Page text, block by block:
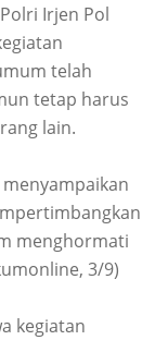
Irjen Pol
telah
tetap harus
lain.
menghormati
3/9)
kegiatan